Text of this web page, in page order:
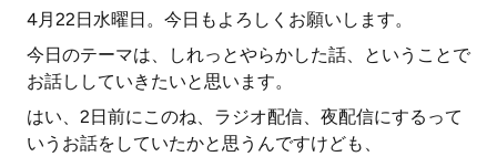
4月22日水曜日。今日もよろしくお願いします。
今日のテーマは、しれっとやらかした話、ということで
お話ししていきたいと思います。
はい、2日前にこのね、ラジオ配信、夜配信にするって
いうお話をしていたかと思うんですけども、